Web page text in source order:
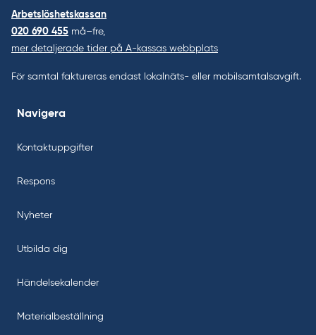
Arbetslöshetskassan
020 690 455 må–fre,
mer detaljerade tider på A-kassas webbplats
För samtal faktureras endast lokalnäts- eller mobilsamtalsavgift.
Navigera
Kontaktuppgifter
Respons
Nyheter
Utbilda dig
Händelsekalender
Materialbeställning